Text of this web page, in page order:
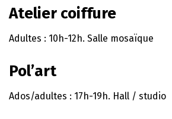
Atelier coiffure
Adultes : 10h-12h. Salle mosaïque
Pol’art
Ados/adultes : 17h-19h. Hall / studio